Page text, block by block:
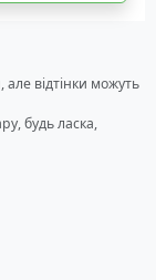
але відтінки можуть
будь ласка,